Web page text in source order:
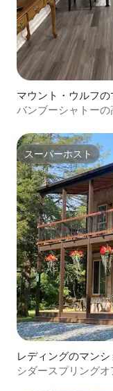
マウント・ウルフ
バンブーシャトー
スーパーホスト
スーパーホスト
レディングのマン
シダースプリング